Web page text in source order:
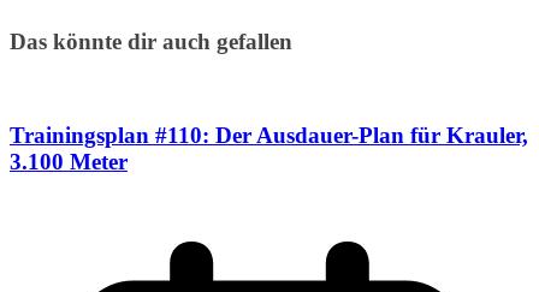
Das könnte dir auch gefallen
Trainingsplan #110: Der Ausdauer-Plan für Krauler,
3.100 Meter